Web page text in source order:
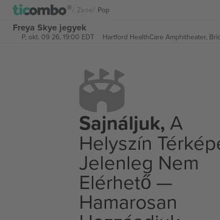
Zene Pop
Freya Skye jegyek
P, okt. 09 26, 19:00 EDT Hartford HealthCare Amphitheater,
Sajnáljuk,A
Helyszín
Jelenleg Nem
Elérhető —
Hamarosan